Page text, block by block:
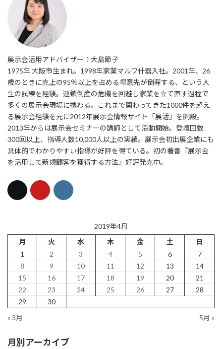
展示会活用アドバイザー：大島節子
1975年 大阪市生まれ。1998年家業マルワ什器入社。2001年、26
歳のときに売上の95％以上を占める得意先が倒産する、という人
生の試練を経験。連鎖倒産の危機を回避し家業を立て直す過程で
多くの展示会現場に携わる。これまで関わってきた1000件を超え
る展示会経験を元に2012年展示会情報サイト「展活」を開設。
2013年からは展示会セミナーの講師として活動開始。登壇回数
300回以上、指導人数10,000人以上の実績。展示会初出展企業にも
具体的でわかりやすい指導が好評を得ている。初の著書『展示会
を活用して新規顧客を獲得する方法』好評発売中。
2019年4月
月
火 水 木 金 土
日
1
2 3 4 5 6
7
8
9 10 11 12 13
14
15
16 17 18 19 20
21
22
23 24 25 26 27
28
29
30
« 3月
5月 »
月別アーカイブ